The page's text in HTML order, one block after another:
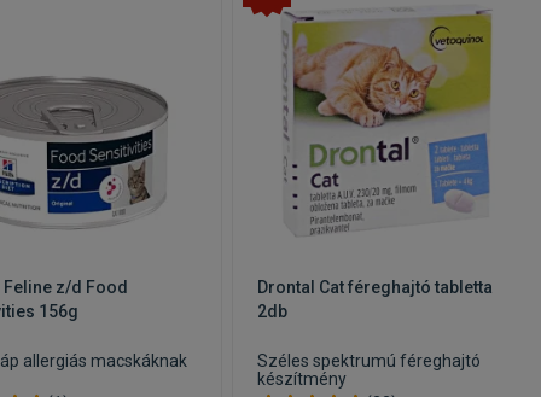
Feline z/d Food
156g
allergiás macskáknak
Drontal Cat féreghajtó tabletta
2db
Széles spektrumú féreghajtó
készítmény